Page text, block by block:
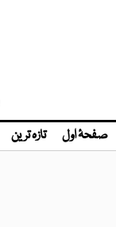
صفحۂ اول تازہ ترین